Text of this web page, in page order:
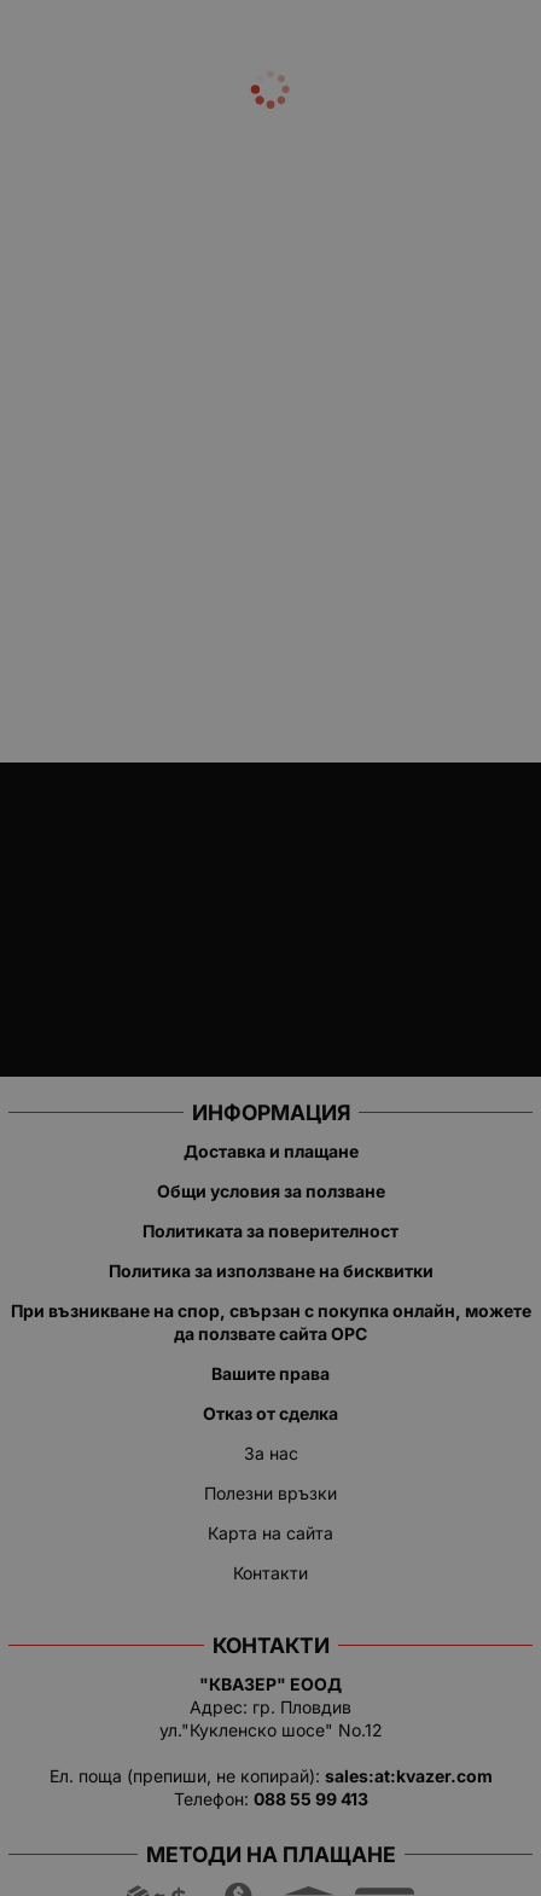
ИНФОРМАЦИЯ
Доставка и плащане
Общи условия за ползване
Политиката за поверителност
Политика за използване на бисквитки
При възникване на спор, свързан с покупка онлайн, можете
да ползвате сайта ОРС
Вашите права
Отказ от сделка
За нас
Полезни връзки
Карта на сайта
Контакти
КОНТАКТИ
"КВАЗЕР" ЕООД
Адрес: гр. Пловдив
ул."Кукленско шосе" No.12
Ел. поща (препиши, не копирай): salеs:at:kvazer.cоm
Телефон: 088 55 99 413
МЕТОДИ НА ПЛАЩАНЕ